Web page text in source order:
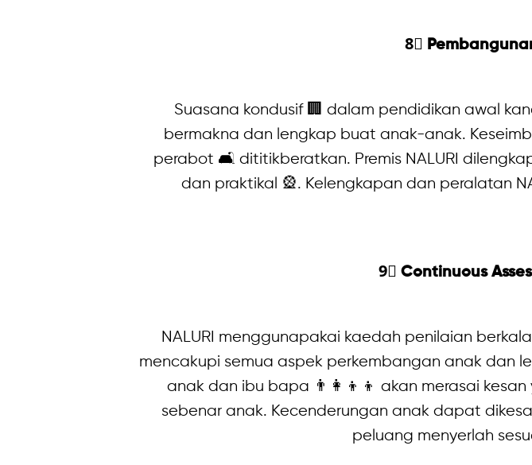
8⃣
Suasana kondusif 🏢 dalam pendidikan awal
bermakna dan lengkap buat anak-anak.
perabot 🛋 dititikberatkan. Premis NALURI
dan praktikal 🎡. Kelengkapan dan peralatan
9⃣ Continuous
NALURI menggunapakai kaedah penilaian
mencakupi semua aspek perkembangan anak dan
anak dan ibu bapa 👨‍👩‍👦‍👦 akan merasai
sebenar anak. Kecenderungan anak dapat
peluang menyerlah